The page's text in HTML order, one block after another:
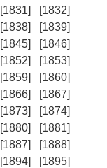
[1831]
[1832]
[1838]
[1839]
[1845]
[1846]
[1852]
[1853]
[1859]
[1860]
[1866]
[1867]
[1873]
[1874]
[1880]
[1881]
[1887]
[1888]
[1894]
[1895]